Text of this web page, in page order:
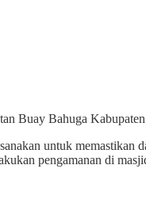
Buay Bahuga
untuk memastikan
pengamanan di